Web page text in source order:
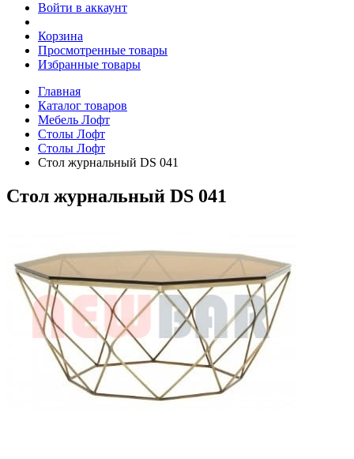
Войти в аккаунт
Корзина
Просмотренные товары
Избранные товары
Главная
Каталог товаров
Мебель Лофт
Столы Лофт
Столы Лофт
Стол журнальный DS 041
Стол журнальный DS 041